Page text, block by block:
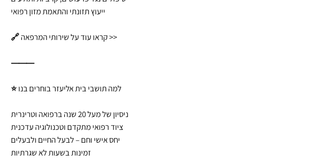
ייעוץ תזונתי והתאמת מזון רפואי
🔗 קראו עוד על שירותי המרפאה >>
⸻
⭐ למה תושבי בית אליעזר בוחרים בנו
ניסיון של מעל 20 שנה ברפואה וטרינרית
ציוד רפואי מתקדם וטכנולוגיה עדכנית
יחס אישי וחם – לבעל החיים ולבעלים
זמינות בשעות לא שגרתיות